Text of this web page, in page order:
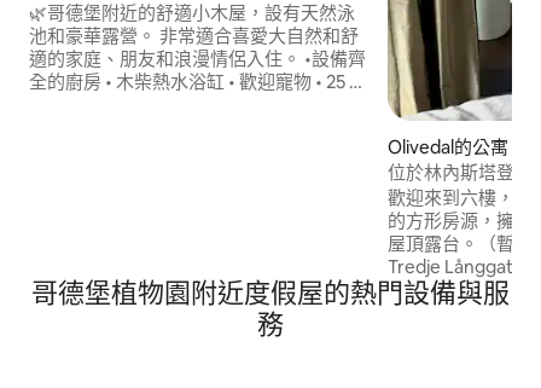
🌿哥德堡附近的舒適小木屋，設有天然泳
池和豪華露營。 非常適合喜愛大自然和舒
適的家庭、朋友和浪漫情侶入住。 •設備齊
全的廚房 • 木柴熱水浴缸 • 歡迎寵物 • 25 平
Olivedal的公寓
位於林內斯塔登的
歡迎來到六樓，熱
的方形房源，擁有
屋頂露台。（暫時
Tredje Långgatan
商店、酒吧和餐廳
您還靠近
哥德堡植物園附近度假屋的熱門設備與服
務